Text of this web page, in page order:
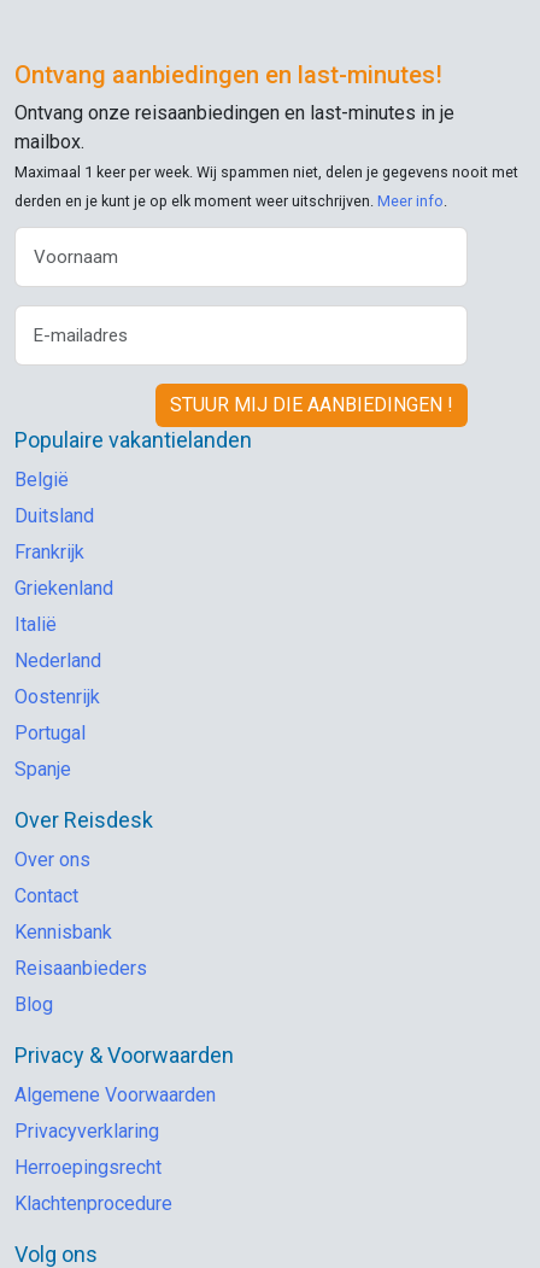
Ontvang aanbiedingen en last-minutes!
Ontvang onze reisaanbiedingen en last-minutes in je
mailbox.
Maximaal 1 keer per week. Wij spammen niet, delen je gegevens nooit met
derden en je kunt je op elk moment weer uitschrijven. Meer info.
Populaire vakantielanden
België
Duitsland
Frankrijk
Griekenland
Italië
Nederland
Oostenrijk
Portugal
Spanje
Over Reisdesk
Over ons
Contact
Kennisbank
Reisaanbieders
Blog
Privacy & Voorwaarden
Algemene Voorwaarden
Privacyverklaring
Herroepingsrecht
Klachtenprocedure
Volg ons